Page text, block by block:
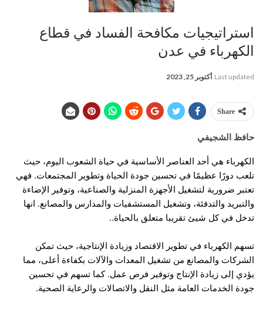
استراتيجيات مكافحة الفساد في قطاع
الكهرباء في عدن
Last updated أكتوبر 25, 2023
Share
حافظ الشجيفي
الكهرباء هي أحد العناصر الأساسية في حياة الشعوب اليوم، حيث
تلعب دورًا عظيمًا في تحسين جودة الحياة وتطوير المجتمعات. فهي
تعتبر ضرورية لتشغيل الأجهزة المنزلية والصناعية، وتوفير الإضاءة
والتبريد والتدفئة، وتشغيل المستشفيات والمدارس والمصانع. انها
تدخل في كل شيئ تقريبا متعلق بالحياة..
تسهم الكهرباء في تطوير الاقتصاد وزيادة الإنتاجية، حيث تمكن
الشركات والمصانع من تشغيل المعدات والآلات بكفاءة أعلى، مما
يؤدي إلى زيادة الإنتاج وتوفير فرص عمل. كما تسهم في تحسين
جودة الخدمات العامة مثل النقل والاتصالات والرعاية الصحية.